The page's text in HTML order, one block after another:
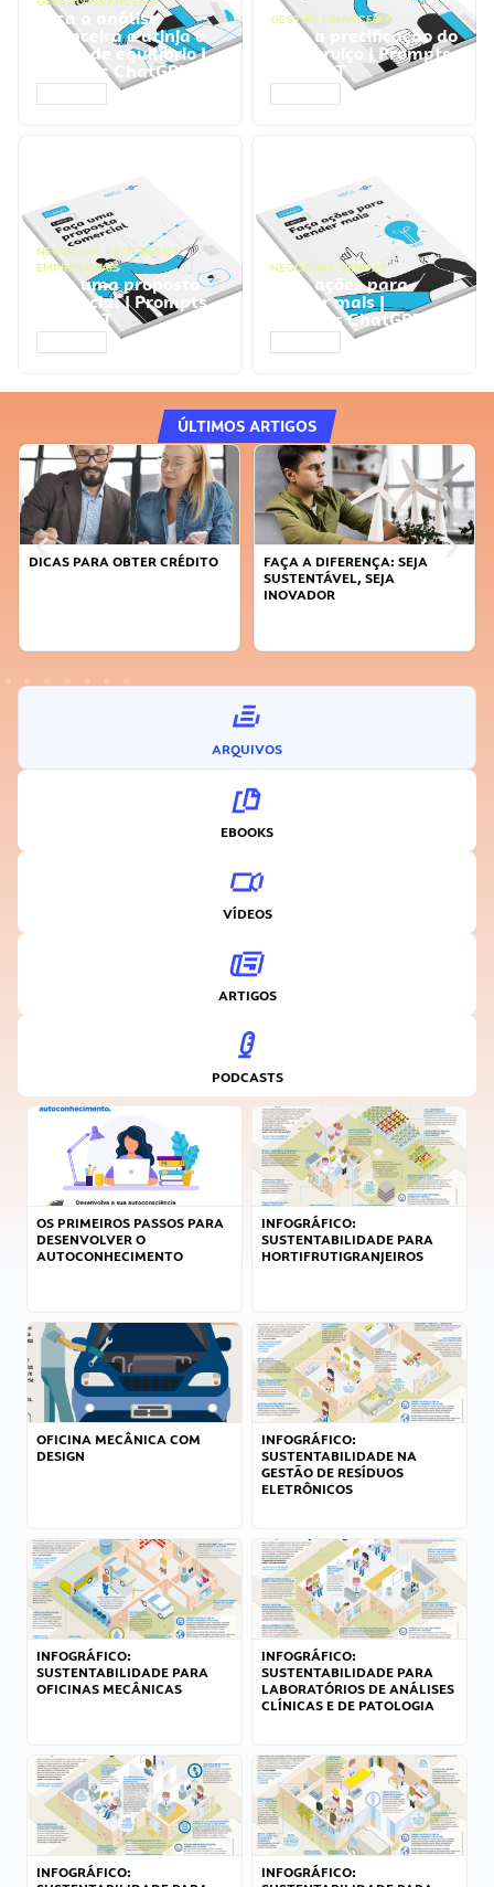
Faça a análise
financeira e atinja o
ponto de equilíbrio |
Prompts ChatGPT
GESTÃO FINANCEIRA
Faça a precificação do
seu serviço | Prompts
ChatGPT
NEGÓCIOS, PROCESSOS
EMPRESARIAIS
Faça uma proposta
comercial | Prompts
ChatGPT
NEGÓCIOS, VENDAS
Faça ações para
vender mais |
Prompts ChatGPT
ÚLTIMOS ARTIGOS
DICAS PARA OBTER CRÉDITO
FAÇA A DIFERENÇA: SEJA
SUSTENTÁVEL, SEJA
INOVADOR
ARQUIVOS
EBOOKS
VÍDEOS
ARTIGOS
PODCASTS
OS PRIMEIROS PASSOS PARA
DESENVOLVER O
AUTOCONHECIMENTO
INFOGRÁFICO:
SUSTENTABILIDADE PARA
HORTIFRUTIGRANJEIROS
OFICINA MECÂNICA COM
DESIGN
INFOGRÁFICO:
SUSTENTABILIDADE NA
GESTÃO DE RESÍDUOS
ELETRÔNICOS
INFOGRÁFICO:
SUSTENTABILIDADE PARA
OFICINAS MECÂNICAS
INFOGRÁFICO:
SUSTENTABILIDADE PARA
LABORATÓRIOS DE ANÁLISES
CLÍNICAS E DE PATOLOGIA
INFOGRÁFICO:
INFOGRÁFICO: